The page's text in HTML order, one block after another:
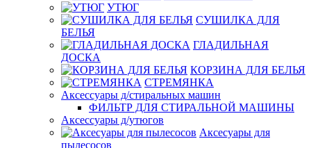
УТЮГ
СУШИЛКА ДЛЯ
БЕЛЬЯ
ГЛАДИЛЬНАЯ
ДОСКА
КОРЗИНА ДЛЯ БЕЛЬЯ
СТРЕМЯНКА
Аксессуары д/стиральных машин
ФИЛЬТР ДЛЯ СТИРАЛЬНОЙ МАШИНЫ
Аксессуары д/утюгов
Аксесуары для
пылесосов